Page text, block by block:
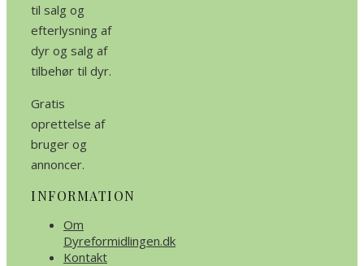
til salg og
efterlysning af
dyr og salg af
tilbehør til dyr.
Gratis
oprettelse af
bruger og
annoncer.
INFORMATION
Om
Dyreformidlingen.dk
Kontakt